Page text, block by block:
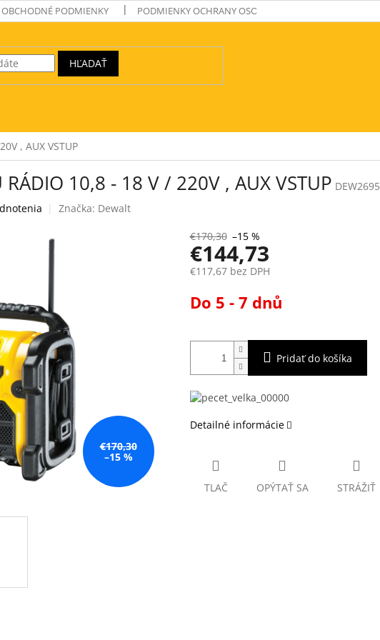
OBCHODNÉ PODMIENKY PODMIENKY OCHRANY OSOBNÝCH ÚDAJOV
HĽADAŤ
, AUX VSTUP
RÁDIO 10,8 - 18 V / 220V , AUX VSTUP DEW2695
Značka: Dewalt
€170,30
–15 %
€170,30 –15 %
€144,73
€117,67 bez DPH
cena:
Do 5 - 7 dnů
Pridať do košíka
Detailné informácie
TLAČ OPÝTAŤ SA STRÁŽIŤ